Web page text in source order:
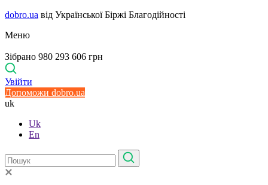
dobro.ua від Української Біржі Благодійності
Меню
Зібрано 980 293 606 грн
Увійти
Допоможи dobro.ua
uk
Uk
En